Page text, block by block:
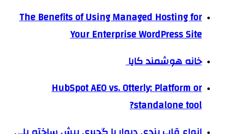
The Benefits of Using Managed Hosting for
Your Enterprise WordPress Site
خانه هوشمند کایا
HubSpot AEO vs. Otterly: Platform or
standalone tool?